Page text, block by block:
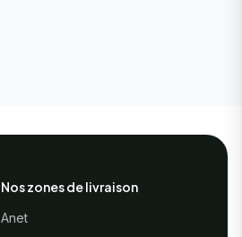
Nos zones de livraison
Anet